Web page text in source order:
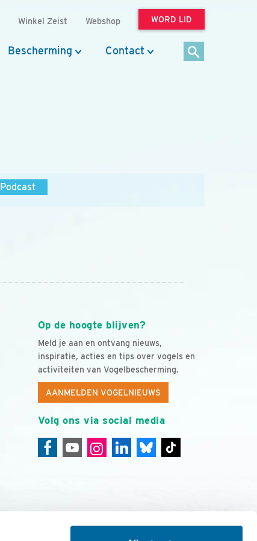
Winkel Zeist Webshop WORD LID
Bescherming Contact
Podcast
Op de hoogte blijven?
Meld je aan en ontvang nieuws,
inspiratie, acties en tips over vogels en
activiteiten van Vogelbescherming.
AANMELDEN VOGELNIEUWS
Volg ons via social media